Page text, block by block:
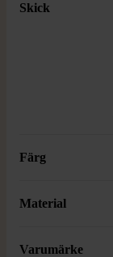
Skick
Färg
Material
Varumärke